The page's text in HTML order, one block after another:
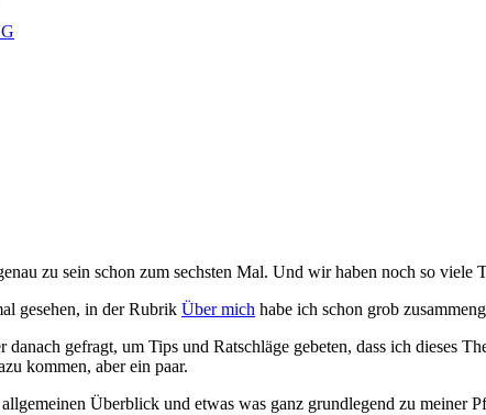
zu sein schon zum sechsten Mal. Und wir haben noch so
gesehen, in der Rubrik Über mich habe ich schon grob
gefragt, um Tips und Ratschläge gebeten, dass ich dieses
kommen, aber ein paar.
Überblick und etwas was ganz grundlegend zu meiner